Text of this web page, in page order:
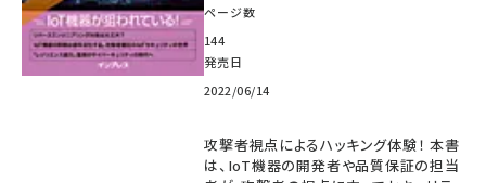
ページ数
144
発売日
2022/06/14
攻撃者視点によるハッキング体験！ 本書
は、IoT機器の開発者や品質保証の担当